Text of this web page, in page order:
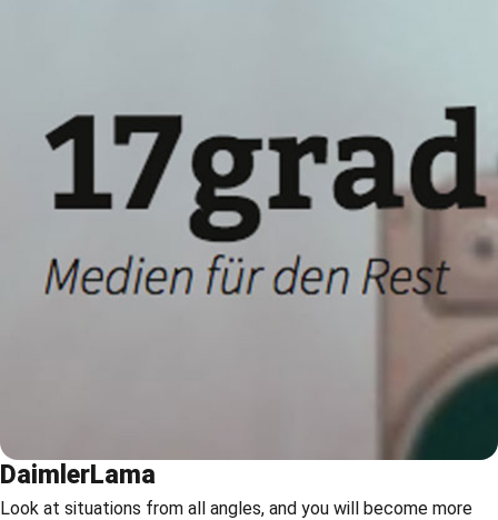
DaimlerLama
Look at situations from all angles, and you will become more